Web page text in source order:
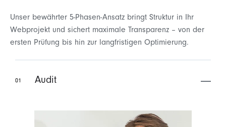
Unser bewährter 5-Phasen-Ansatz bringt Struktur in Ihr
Webprojekt und sichert maximale Transparenz – von der
ersten Prüfung bis hin zur langfristigen Optimierung.
01 Audit